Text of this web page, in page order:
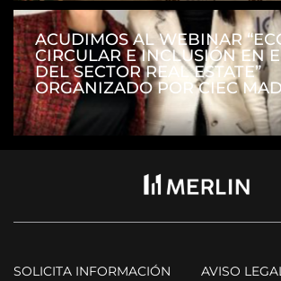
ACUDIMOS AL WEBINAR
CIRCULAR E INCLUSIÓN EN
DEL SECTOR REAL ESTATE”
ORGANIZADO POR CIEC
SOLICITA INFORMACIÓN AVISO